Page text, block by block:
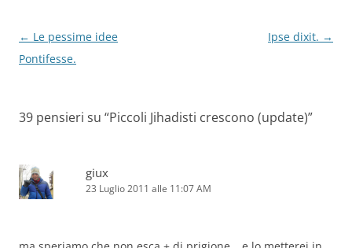
Navigazione
articolo
← Le pessime idee
Pontifesse.
Ipse dixit. →
39 pensieri su “Piccoli Jihadisti crescono (update)”
giux
23 Luglio 2011 alle 11:07 AM